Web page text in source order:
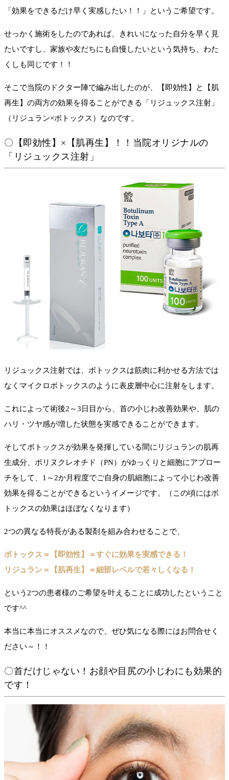
「効果をできるだけ早く実感したい！！」というご希望です。
せっかく施術をしたのであれば、きれいになった自分を早く見
たいですし、家族や友だちにも自慢したいという気持ち、わた
くしも同じです！！
そこで当院のドクター陣で編み出したのが、【即効性】と【肌
再生】の両方の効果を得ることができる「リジュックス注射」
（リジュラン×ボトックス）なのです。
〇【即効性】×【肌再生】！！当院オリジナルの
「リジュックス注射」
リジュックス注射では、ボトックスは筋肉に利かせる方法では
なくマイクロボトックスのように表皮層中心に注射をします。
これによって術後2～3日目から、首の小じわ改善効果や、肌の
ハリ・ツヤ感が増した状態を実感できることができます。
そしてボトックスが効果を発揮している間にリジュランの肌再
生成分、ポリヌクレオチド（PN）がゆっくりと細胞にアプロー
チをして、1～2か月程度でご自身の肌細胞によって小じわ改善
効果を得ることができるというイメージです。（この頃にはボ
トックスの効果はほぼなくなります）
2つの異なる特長がある製剤を組み合わせることで、
ボトックス＝【即効性】＝すぐに効果を実感できる！
リジュラン＝【肌再生】＝細部レベルで若々しくなる！
という2つの患者様のご希望を叶えることに成功したということ
です^^
本当に本当にオススメなので、ぜひ気になる際にはお問合せく
ださい～！！
〇首だけじゃない！お顔や目尻の小じわにも効果的
です！